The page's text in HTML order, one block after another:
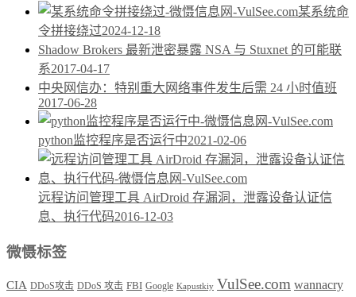
某系统命
令拼接绕过2024-12-18
Shadow Brokers 最新泄密暴露 NSA 与 Stuxnet 的可能联
系2017-04-17
中央网信办：特别重大网络事件发生后需 24 小时值班
2017-06-28
python监控程序是否运行中2021-02-06
远程访问管理工具 AirDroid 存漏洞，泄露设备认证信
息、执行代码2016-12-03
微慑标签
CIA DDoS攻击 DDoS 攻击 FBI Google Kapustkiy VulSee.com wannacry